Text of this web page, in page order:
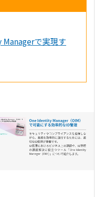
で実現す